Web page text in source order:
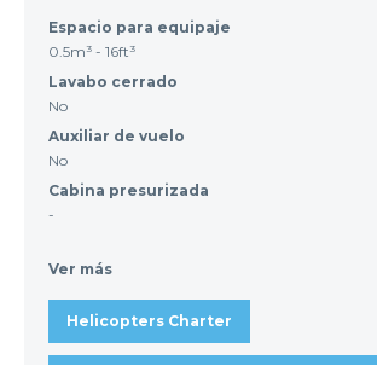
Espacio para equipaje
0.5m³ - 16ft³
Lavabo cerrado
No
Auxiliar de vuelo
No
Cabina presurizada
-
Ver más
Helicopters Charter